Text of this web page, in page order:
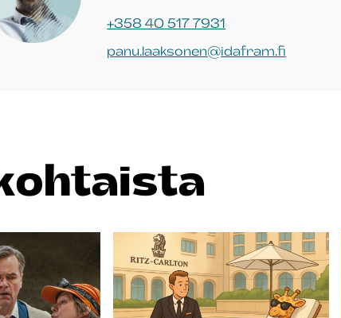
+358 40 517 7931
panu.laaksonen@idafram.fi